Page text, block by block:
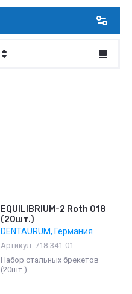
EQUILIBRIUM-2 Roth 018
(20шт.)
DENTAURUM, Германия
Артикул: 718-341-01
Набор стальных брекетов
(20шт.)